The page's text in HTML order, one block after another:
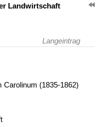
Landwirtschaft
Langeintrag
Carolinum (1835-1862)